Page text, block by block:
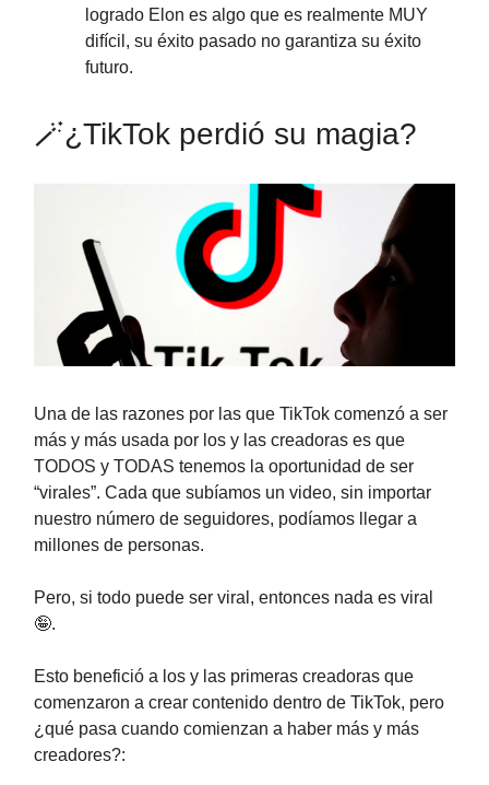
logrado Elon es algo que es realmente MUY
difícil, su éxito pasado no garantiza su éxito
futuro.
🪄¿TikTok perdió su magia?
Una de las razones por las que TikTok comenzó a ser
más y más usada por los y las creadoras es que
TODOS y TODAS tenemos la oportunidad de ser
“virales”. Cada que subíamos un video, sin importar
nuestro número de seguidores, podíamos llegar a
millones de personas.
Pero, si todo puede ser viral, entonces nada es viral
🤪.
Esto benefició a los y las primeras creadoras que
comenzaron a crear contenido dentro de TikTok, pero
¿qué pasa cuando comienzan a haber más y más
creadores?: